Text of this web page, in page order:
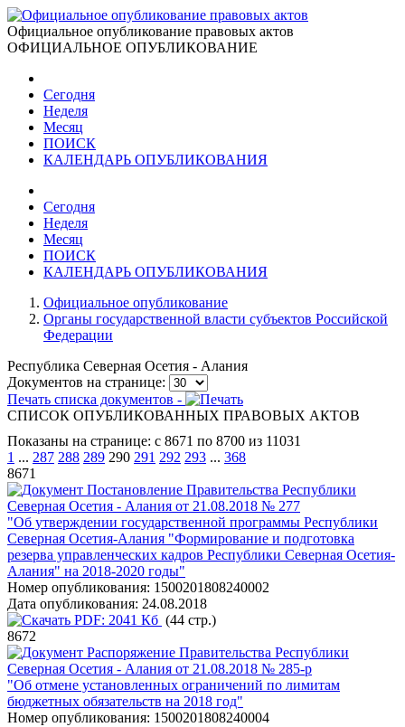
Официальное опубликование правовых актов
ОФИЦИАЛЬНОЕ ОПУБЛИКОВАНИЕ
Сегодня
Неделя
Месяц
ПОИСК
КАЛЕНДАРЬ ОПУБЛИКОВАНИЯ
Сегодня
Неделя
Месяц
ПОИСК
КАЛЕНДАРЬ ОПУБЛИКОВАНИЯ
Официальное опубликование
Органы государственной власти субъектов Российской
Федерации
Республика Северная Осетия - Алания
Документов на странице:
Печать списка документов -
СПИСОК ОПУБЛИКОВАННЫХ ПРАВОВЫХ АКТОВ
Показаны на странице: с 8671 по 8700 из 11031
1 ... 287 288 289 290 291 292 293 ... 368
8671
Постановление Правительства Республики
Северная Осетия - Алания от 21.08.2018 № 277
"Об утверждении государственной программы Республики
Северная Осетия-Алания "Формирование и подготовка
резерва управленческих кадров Республики Северная Осетия-
Алания" на 2018-2020 годы"
Номер опубликования: 1500201808240002
Дата опубликования: 24.08.2018
PDF: 2041 Кб (44 стр.)
8672
Распоряжение Правительства Республики
Северная Осетия - Алания от 21.08.2018 № 285-р
"Об отмене установленных ограничений по лимитам
бюджетных обязательств на 2018 год"
Номер опубликования: 1500201808240004